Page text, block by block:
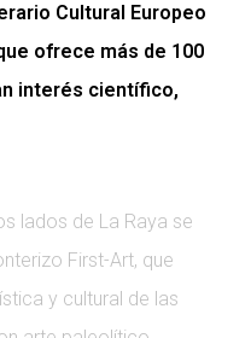
Cultural Europeo
ofrece más de 100
interés científico,
lados de La Raya se
First-Art, que
y cultural de las